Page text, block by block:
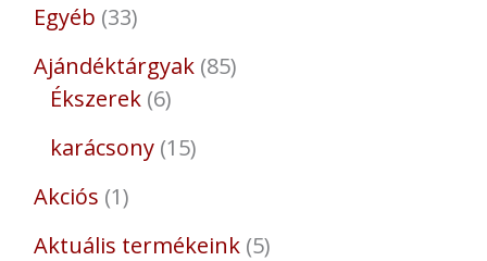
Egyéb 33
Ajándéktárgyak 85
Ékszerek 6
karácsony 15
Akciós 1
Aktuális termékeink 5